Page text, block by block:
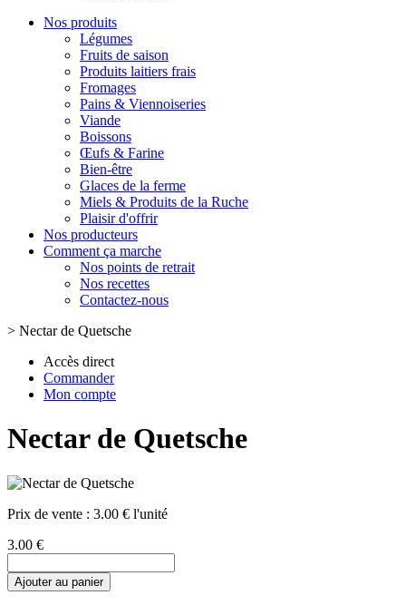
Nos produits
Légumes
Fruits de saison
Produits laitiers frais
Fromages
Pains & Viennoiseries
Viande
Boissons
Œufs & Farine
Bien-être
Glaces de la ferme
Miels & Produits de la Ruche
Plaisir d'offrir
Nos producteurs
Comment ça marche
Nos points de retrait
Nos recettes
Contactez-nous
> Nectar de Quetsche
Accès direct
Commander
Mon compte
Nectar de Quetsche
Prix de vente : 3.00 € l'unité
3.00 €
Ajouter au panier